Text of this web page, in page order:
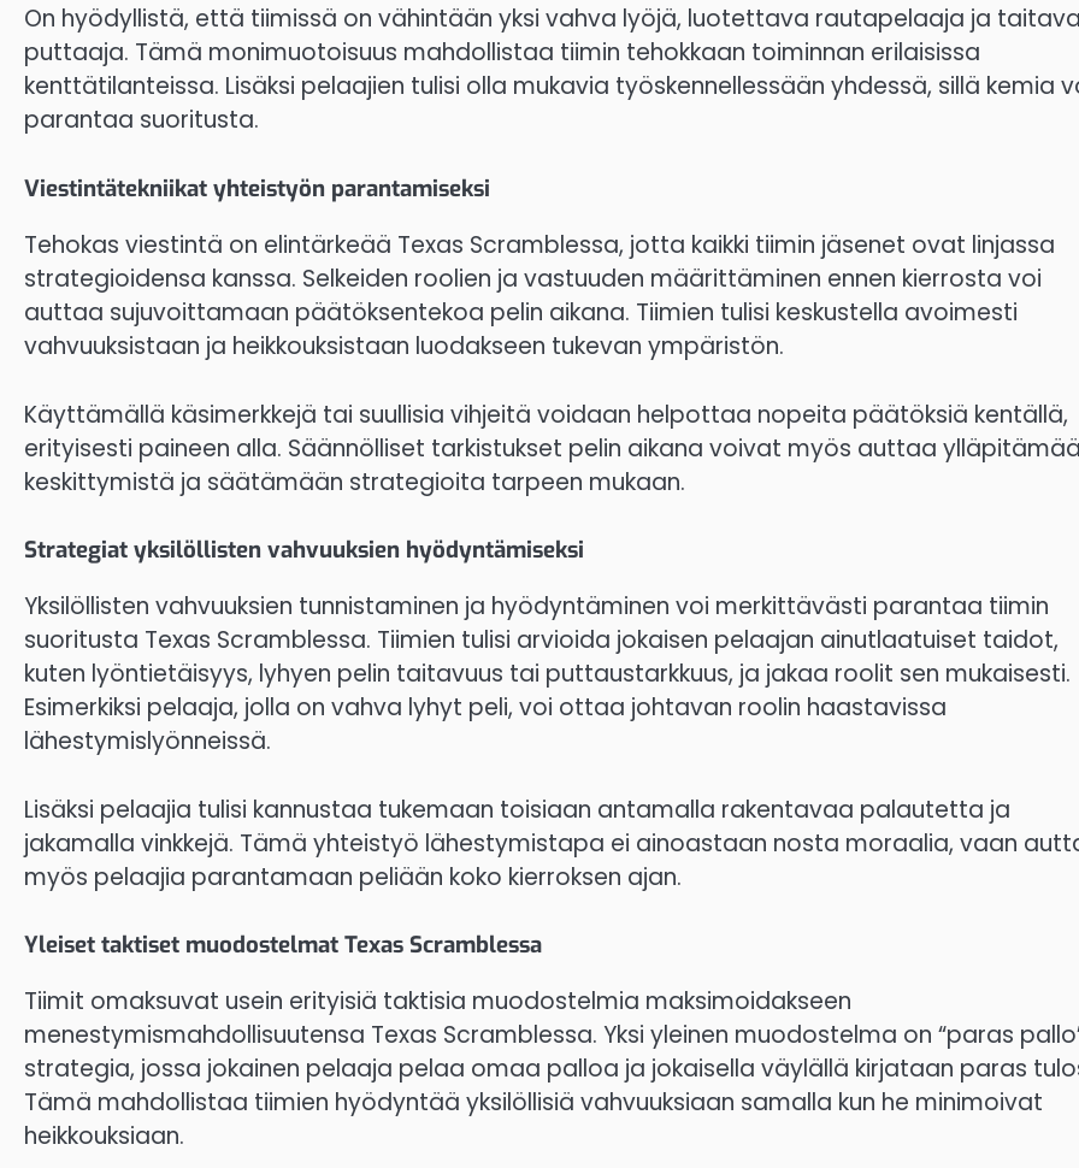
On hyödyllistä, että tiimissä on vähintään yksi vahva lyöjä, luotettava rautapelaaja ja
puttaaja. Tämä monimuotoisuus mahdollistaa tiimin tehokkaan toiminnan erilaisissa
kenttätilanteissa. Lisäksi pelaajien tulisi olla mukavia työskennellessään yhdessä, sillä kemia
parantaa suoritusta.
Viestintätekniikat yhteistyön parantamiseksi
Tehokas viestintä on elintärkeää Texas Scramblessa, jotta kaikki tiimin jäsenet ovat linjassa
strategioidensa kanssa. Selkeiden roolien ja vastuuden määrittäminen ennen kierrosta voi
auttaa sujuvoittamaan päätöksentekoa pelin aikana. Tiimien tulisi keskustella avoimesti
vahvuuksistaan ja heikkouksistaan luodakseen tukevan ympäristön.
Käyttämällä käsimerkkejä tai suullisia vihjeitä voidaan helpottaa nopeita päätöksiä kentällä,
erityisesti paineen alla. Säännölliset tarkistukset pelin aikana voivat myös auttaa
keskittymistä ja säätämään strategioita tarpeen mukaan.
Strategiat yksilöllisten vahvuuksien hyödyntämiseksi
Yksilöllisten vahvuuksien tunnistaminen ja hyödyntäminen voi merkittävästi parantaa tiimin
suoritusta Texas Scramblessa. Tiimien tulisi arvioida jokaisen pelaajan ainutlaatuiset taidot,
kuten lyöntietäisyys, lyhyen pelin taitavuus tai puttaustarkkuus, ja jakaa roolit sen mukaisesti.
Esimerkiksi pelaaja, jolla on vahva lyhyt peli, voi ottaa johtavan roolin haastavissa
lähestymislyönneissä.
Lisäksi pelaajia tulisi kannustaa tukemaan toisiaan antamalla rakentavaa palautetta ja
jakamalla vinkkejä. Tämä yhteistyö lähestymistapa ei ainoastaan nosta moraalia, vaan
myös pelaajia parantamaan peliään koko kierroksen ajan.
Yleiset taktiset muodostelmat Texas Scramblessa
Tiimit omaksuvat usein erityisiä taktisia muodostelmia maksimoidakseen
menestymismahdollisuutensa Texas Scramblessa. Yksi yleinen muodostelma on “paras
strategia, jossa jokainen pelaaja pelaa omaa palloa ja jokaisella väylällä kirjataan paras
Tämä mahdollistaa tiimien hyödyntää yksilöllisiä vahvuuksiaan samalla kun he minimoivat
heikkouksiaan.